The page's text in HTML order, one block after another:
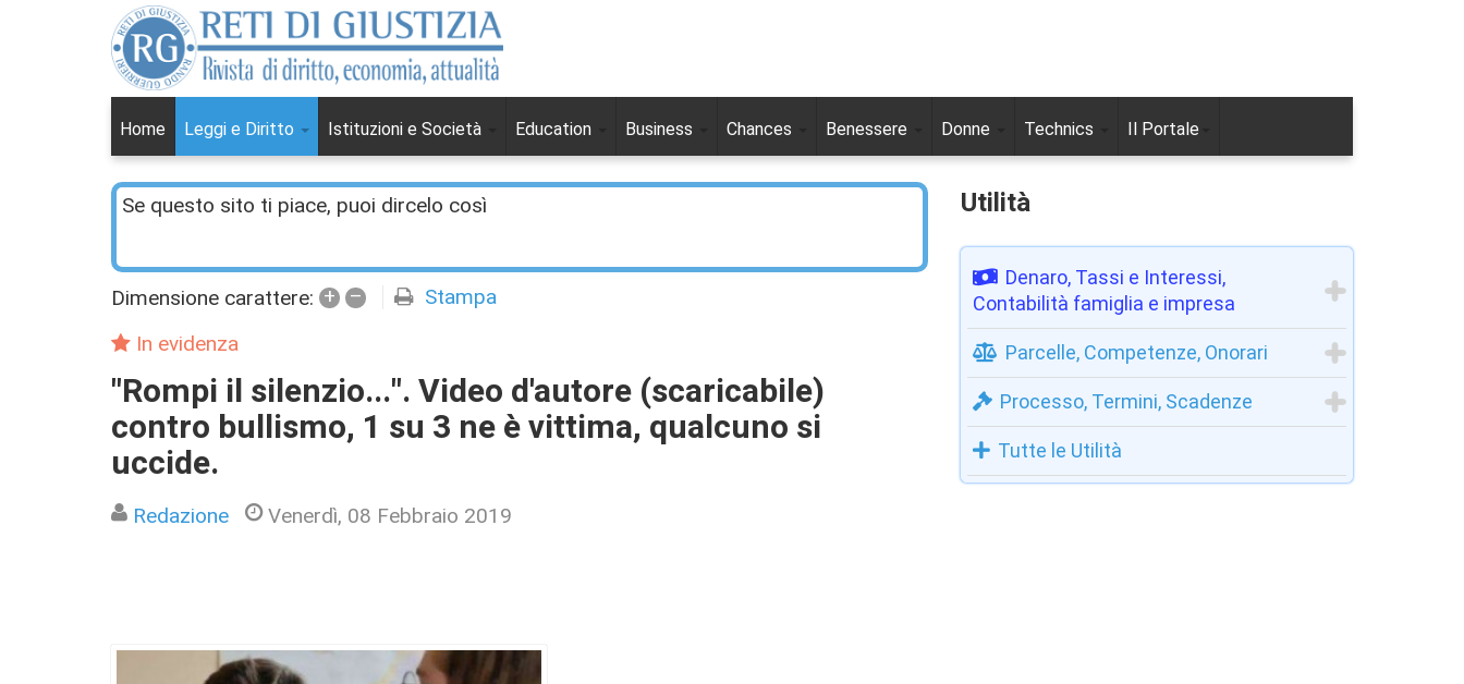
Home Leggi e Diritto Istituzioni e Società Education Business Chances Benessere Donne Technics Il Portale
Se questo sito ti piace, puoi dircelo così
Dimensione carattere: + –
Stampa
In evidenza
"Rompi il silenzio...". Video d'autore (scaricabile)
contro bullismo, 1 su 3 ne è vittima, qualcuno si
uccide.
Redazione Venerdì, 08 Febbraio 2019
Utilità
Denaro, Tassi e Interessi,
Contabilità famiglia e impresa
Parcelle, Competenze, Onorari
Processo, Termini, Scadenze
Tutte le Utilità